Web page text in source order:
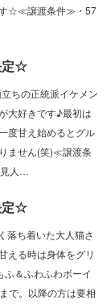
ちの正統派イケメン
大好きです♪最初は
度甘え始めるとグル
ません(笑)≪譲渡条
人…
ち着いた大人猫さ
える時は身体をグリ
ふ＆ふわふわボーイ
。以降の方は要相
…